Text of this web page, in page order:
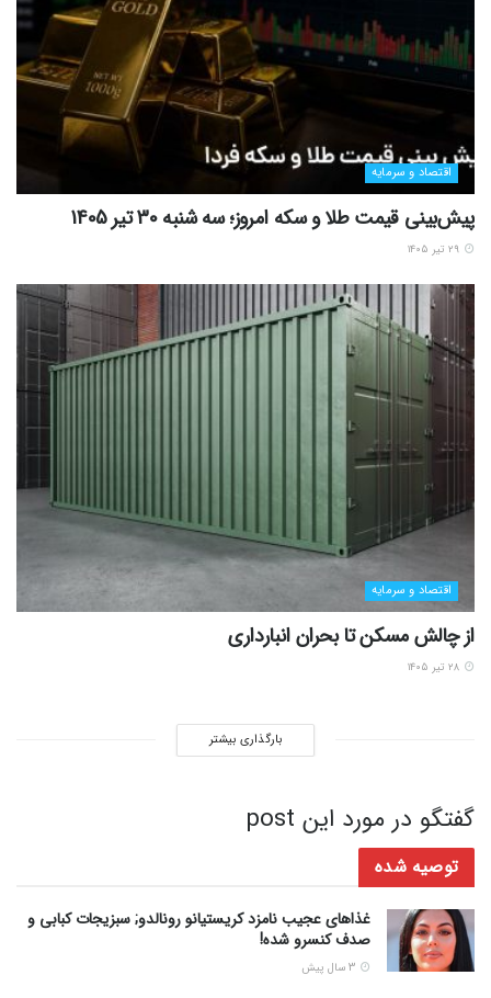
اقتصاد و سرمایه
پیش‌بینی قیمت طلا و سکه امروز؛ سه شنبه 30 تیر 1405
اقتصاد و سرمایه
از چالش مسکن تا بحران انبارداری
بارگذاری بیشتر
گفتگو در مورد این post
توصیه شده
غذاهای عجیب نامزد کریستیانو رونالدو; سبزیجات کبابی و
صدف کنسرو شده!